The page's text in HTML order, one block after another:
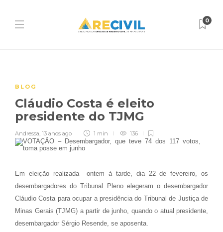
0
BLOG
Cláudio Costa é eleito
presidente do TJMG
Andressa, 13 anos ago 1 min 136
Em eleição realizada ontem à tarde, dia 22 de fevereiro, os
desembargadores do Tribunal Pleno elegeram o desembargador
Cláudio Costa para ocupar a presidência do Tribunal de Justiça de
Minas Gerais (TJMG) a partir de junho, quando o atual presidente,
desembargador Sérgio Resende, se aposenta.